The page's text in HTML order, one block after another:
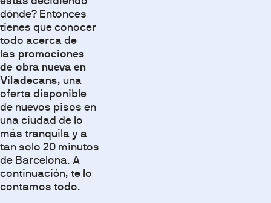
dónde? Entonces
tienes que conocer
todo acerca de
las promociones
de obra nueva en
Viladecans, una
oferta disponible
de nuevos pisos en
una ciudad de lo
más tranquila y a
tan solo 20 minutos
de Barcelona. A
continuación, te lo
contamos todo.